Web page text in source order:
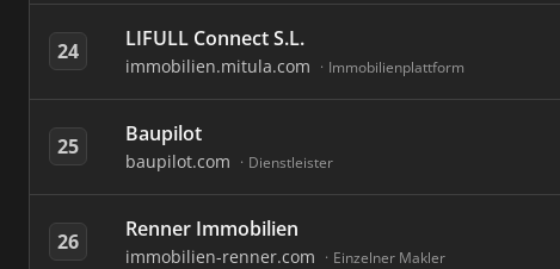
24 LIFULL Connect S.L.
immobilien.mitula.com Immobilienplattform
25 Baupilot
baupilot.com Dienstleister
26 Renner Immobilien
immobilien-renner.com Einzelner Makler